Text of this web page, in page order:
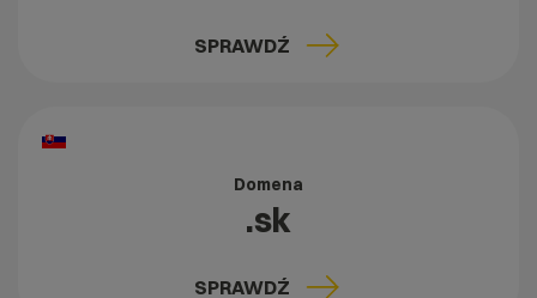
SPRAWDŹ
Domena
.sk
SPRAWDŹ